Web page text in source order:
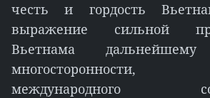
честь и гордость
выражение сильной
Вьетнама дальнейшему
многосторонности,
международного